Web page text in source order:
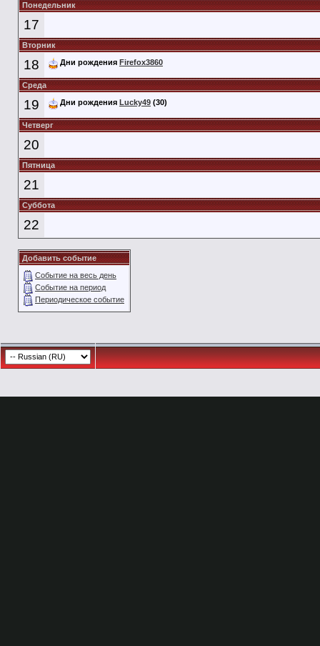
Понедельник
17
Вторник
18 Дни рождения Firefox3860
Среда
19 Дни рождения Lucky49 (30)
Четверг
20
Пятница
21
Суббота
22
Добавить событие
Событие на весь день
Событие на период
Периодическое событие